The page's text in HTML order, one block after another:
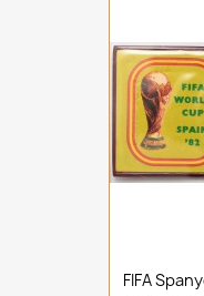
FIFA